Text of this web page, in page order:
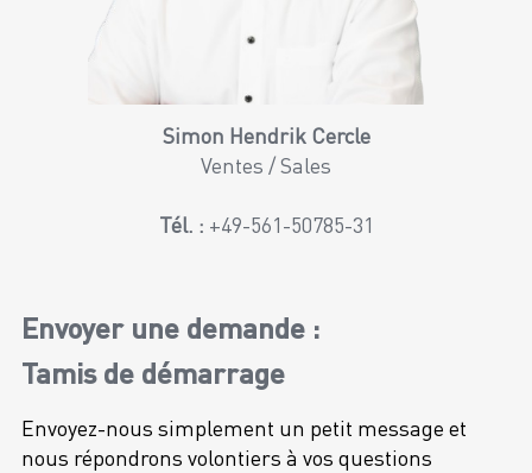
Simon Hendrik Cercle
Ventes / Sales
Tél. : +49-561-50785-31
Envoyer une demande :
Tamis de démarrage
Envoyez-nous simplement un petit message et
nous répondrons volontiers à vos questions